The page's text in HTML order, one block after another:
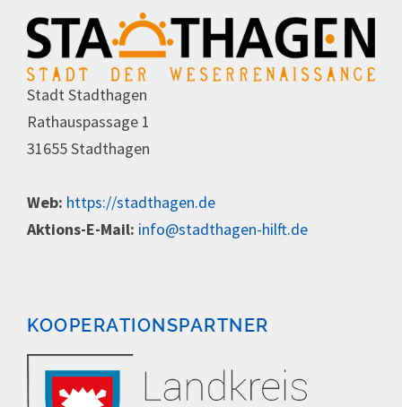
Stadt Stadthagen
Rathauspassage 1
31655 Stadthagen
Web: https://stadthagen.de
Aktions-E-Mail: info@stadthagen-hilft.de
KOOPERATIONSPARTNER